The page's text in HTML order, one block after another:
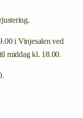
i Vinjesalen ved
middag kl. 18.00.